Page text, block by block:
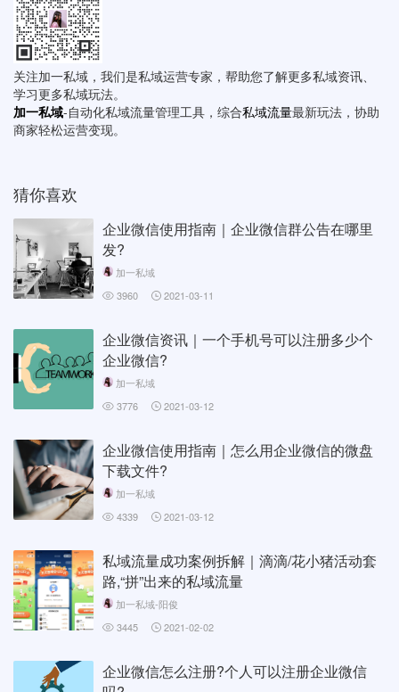
关注加一私域，我们是私域运营专家，帮助您了解更多私域资讯、
学习更多私域玩法。
加一私域-自动化私域流量管理工具，综合私域流量最新玩法，协助
商家轻松运营变现。
猜你喜欢
企业微信使用指南｜企业微信群公告在哪里
发?
加一私域
3960
2021-03-11
企业微信资讯｜一个手机号可以注册多少个
企业微信?
加一私域
3776
2021-03-12
企业微信使用指南｜怎么用企业微信的微盘
下载文件?
加一私域
4339
2021-03-12
私域流量成功案例拆解｜滴滴/花小猪活动套
路,“拼”出来的私域流量
加一私域-阳俊
3445
2021-02-02
企业微信怎么注册?个人可以注册企业微信